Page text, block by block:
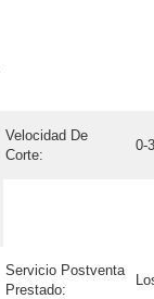
Velocidad De
Corte:
0-
Servicio Postventa
Prestado: